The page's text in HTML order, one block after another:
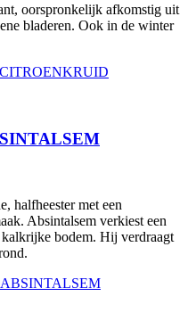
oorspronkelijk afkomstig uit
bladeren. Ook in de winter
CITROENKRUID
halfheester met een
Absintalsem verkiest een
bodem. Hij verdraagt
ABSINTALSEM